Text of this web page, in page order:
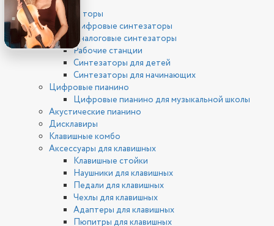
Синтезаторы
Цифровые синтезаторы
Аналоговые синтезаторы
Рабочие станции
Синтезаторы для детей
Синтезаторы для начинающих
Цифровые пианино
Цифровые пианино для музыкальной школы
Акустические пианино
Дисклавиры
Клавишные комбо
Аксессуары для клавишных
Клавишные стойки
Наушники для клавишных
Педали для клавишных
Чехлы для клавишных
Адаптеры для клавишных
Пюпитры для клавишных